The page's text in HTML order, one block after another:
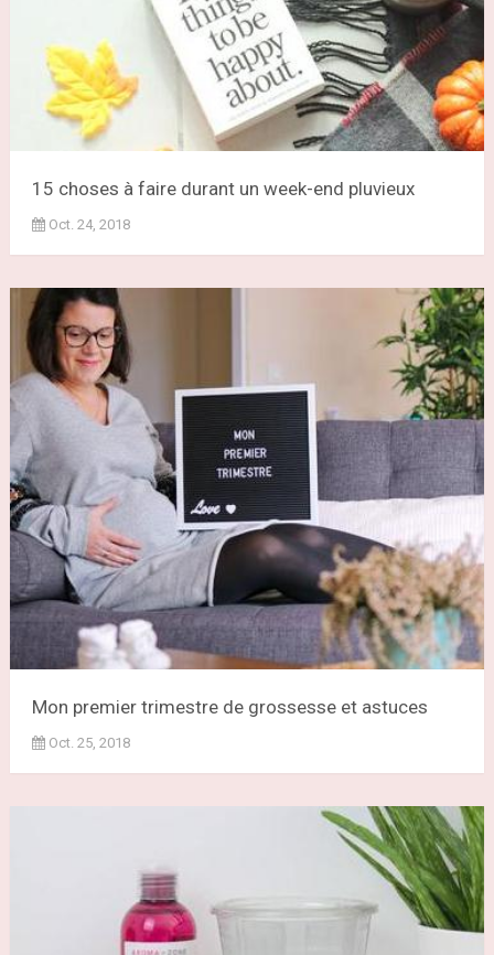
15 choses à faire durant un week-end pluvieux
Oct. 24, 2018
Mon premier trimestre de grossesse et astuces
Oct. 25, 2018